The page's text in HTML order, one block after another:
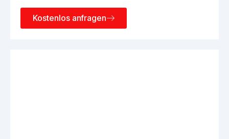
Kostenlos anfragen